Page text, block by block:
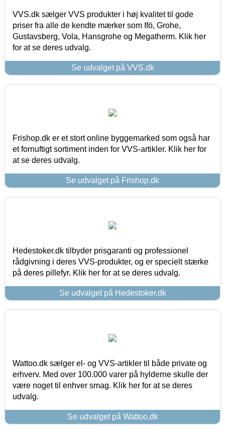
VVS.dk sælger VVS produkter i høj kvalitet til gode
priser fra alle de kendte mærker som Ifö, Grohe,
Gustavsberg, Vola, Hansgrohe og Megatherm. Klik her
for at se deres udvalg.
Se udvalget på VVS.dk
Frishop.dk er et stort online byggemarked som også har
et fornuftigt sortiment inden for VVS-artikler. Klik her for
at se deres udvalg.
Se udvalget på Frishop.dk
Hedestoker.dk tilbyder prisgaranti og professionel
rådgivning i deres VVS-produkter, og er specielt stærke
på deres pillefyr. Klik her for at se deres udvalg.
Se udvalget på Hedestoker.dk
Wattoo.dk sælger el- og VVS-artikler til både private og
erhverv. Med over 100.000 varer på hylderne skulle der
være noget til enhver smag. Klik her for at se deres
udvalg.
Se udvalget på Wattoo.dk